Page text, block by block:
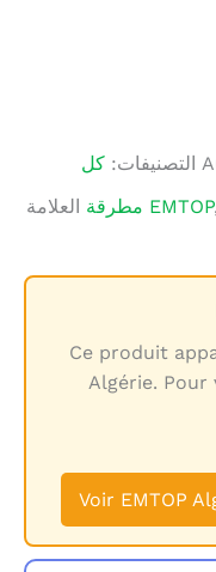
التصنيفات: كل
,
العلامة
Ce produit
Algérie. Pour